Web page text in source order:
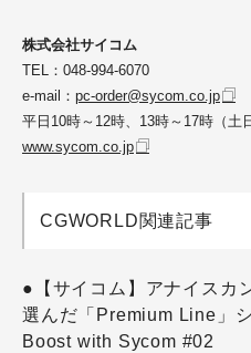
株式会社サイコム
TEL：048-994-6070
e-mail： pc-order@sycom.co.jp
平日10時～12時、13時～17時（土
www.sycom.co.jp
CGWORLD関連記事
●【サイコム】アナイスカ
選んだ「Premium Line」
Boost with Sycom #02